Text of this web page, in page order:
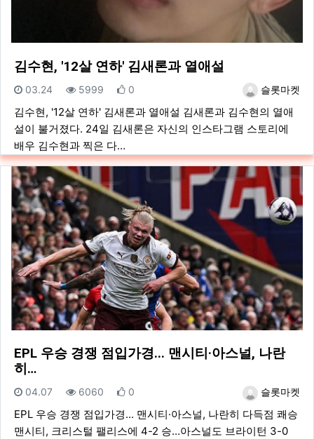
김수현, '12살 연하' 김새론과 열애설
등록자슬롯마켓
등록일
03.24 조회
5999 추천
0
김수현, '12살 연하' 김새론과 열애설 김새론과 김수현의 열애
설이 불거졌다. 24일 김새론은 자신의 인스타그램 스토리에
배우 김수현과 찍은 다…
EPL 우승 경쟁 점입가경... 맨시티·아스널, 나란
히…
등록자슬롯마켓
등록일
04.07 조회
6060 추천
0
EPL 우승 경쟁 점입가경... 맨시티·아스널, 나란히 다득점 쾌승
맨시티, 크리스털 팰리스에 4-2 승…아스널도 브라이턴 3-0